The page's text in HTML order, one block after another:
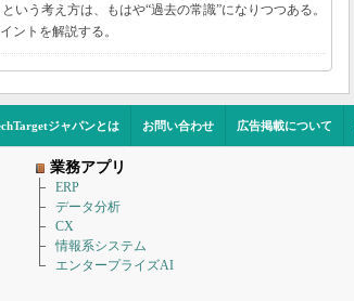
いう考え方は、もはや“過去の常識”になりつつある。
ントを解説する。
ジャパンとは お問い合わせ 広告掲載について
業務アプリ
ERP
データ分析
CX
情報系システム
エンタープライズAI